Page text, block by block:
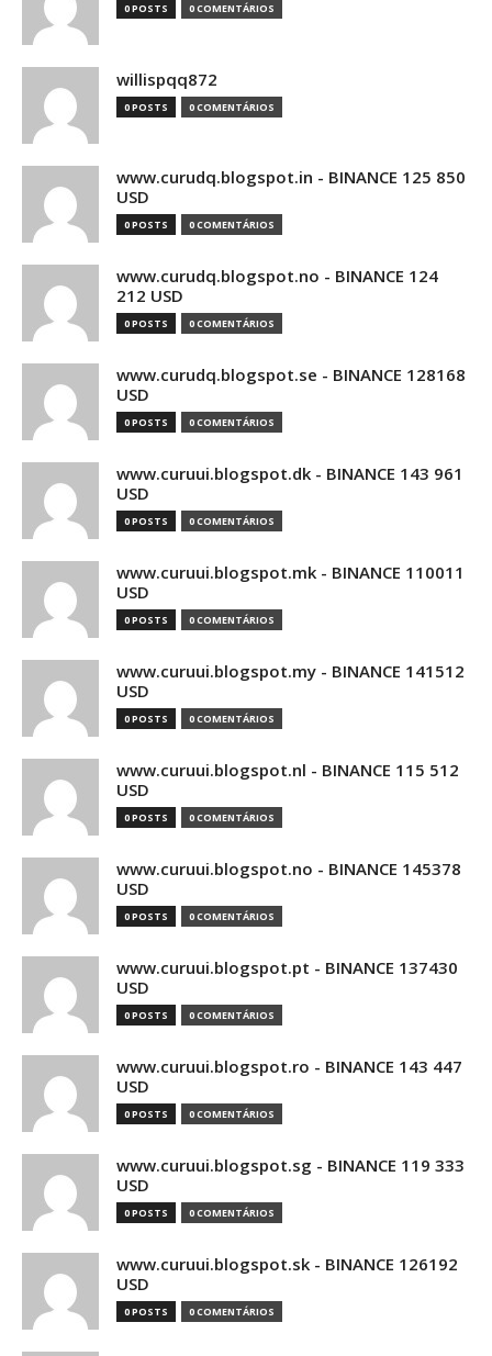
0 POSTS 0 COMENTÁRIOS
willispqq872
0 POSTS 0 COMENTÁRIOS
www.curudq.blogspot.in - BINANCE 125 850
USD
0 POSTS 0 COMENTÁRIOS
www.curudq.blogspot.no - BINANCE 124
212 USD
0 POSTS 0 COMENTÁRIOS
www.curudq.blogspot.se - BINANCE 128168
USD
0 POSTS 0 COMENTÁRIOS
www.curuui.blogspot.dk - BINANCE 143 961
USD
0 POSTS 0 COMENTÁRIOS
www.curuui.blogspot.mk - BINANCE 110011
USD
0 POSTS 0 COMENTÁRIOS
www.curuui.blogspot.my - BINANCE 141512
USD
0 POSTS 0 COMENTÁRIOS
www.curuui.blogspot.nl - BINANCE 115 512
USD
0 POSTS 0 COMENTÁRIOS
www.curuui.blogspot.no - BINANCE 145378
USD
0 POSTS 0 COMENTÁRIOS
www.curuui.blogspot.pt - BINANCE 137430
USD
0 POSTS 0 COMENTÁRIOS
www.curuui.blogspot.ro - BINANCE 143 447
USD
0 POSTS 0 COMENTÁRIOS
www.curuui.blogspot.sg - BINANCE 119 333
USD
0 POSTS 0 COMENTÁRIOS
www.curuui.blogspot.sk - BINANCE 126192
USD
0 POSTS 0 COMENTÁRIOS